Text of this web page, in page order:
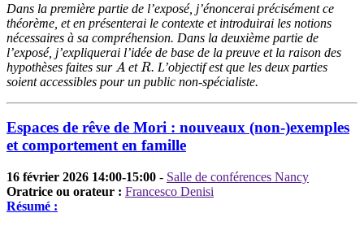
Dans la première partie de l’exposé, j’énoncerai précisément ce
théorème, et en présenterai le contexte et introduirai les notions
nécessaires à sa compréhension. Dans la deuxième partie de
l’exposé, j’expliquerai l’idée de base de la preuve et la raison des
hypothèses faites surA et R. L’objectif est que les deux parties
soient accessibles pour un public non-spécialiste.
Espaces de rêve de Mori : nouveaux (non-)exemples
et comportement en famille
16 février 2026 14:00-15:00 - Salle de conférences Nancy
Oratrice ou orateur : Francesco Denisi
Résumé :